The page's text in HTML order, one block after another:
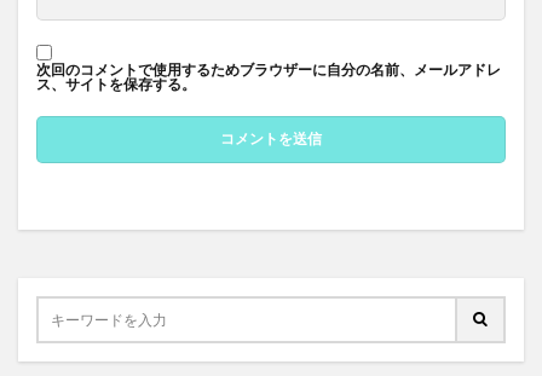
次回のコメントで使用するためブラウザーに自分の名前、メールアドレ
ス、サイトを保存する。